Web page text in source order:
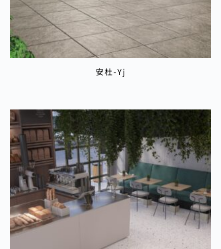
安杜-Yj